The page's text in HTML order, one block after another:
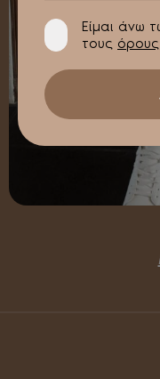
Είμαι άνω
τους